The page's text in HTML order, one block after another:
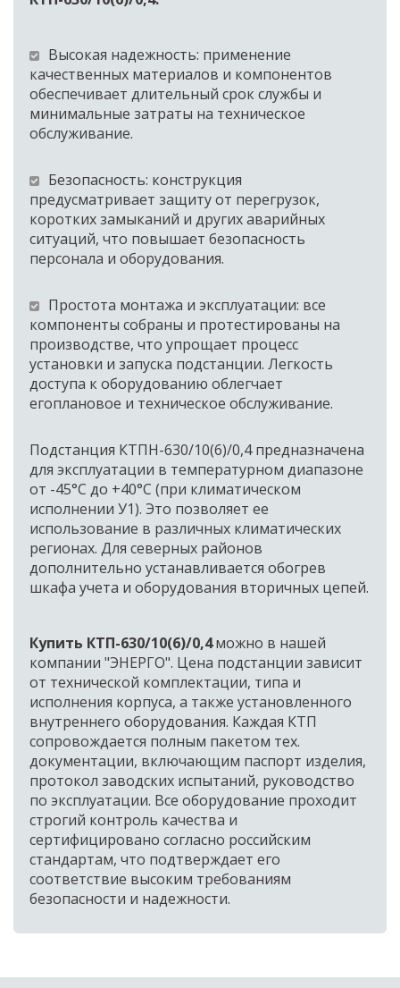
Высокая надежность: применение
качественных материалов и компонентов
обеспечивает длительный срок службы и
минимальные затраты на техническое
обслуживание.
Безопасность: конструкция
предусматривает защиту от перегрузок,
коротких замыканий и других аварийных
ситуаций, что повышает безопасность
персонала и оборудования.
Простота монтажа и эксплуатации: все
компоненты собраны и протестированы на
производстве, что упрощает процесс
установки и запуска подстанции. Легкость
доступа к оборудованию облегчает
егоплановое и техническое обслуживание.
Подстанция КТПН-630/10(6)/0,4 предназначена
для эксплуатации в температурном диапазоне
от -45°C до +40°C (при климатическом
исполнении У1). Это позволяет ее
использование в различных климатических
регионах. Для северных районов
дополнительно устанавливается обогрев
шкафа учета и оборудования вторичных цепей.
Купить КТП-630/10(6)/0,4 можно в нашей
компании "ЭНЕРГО". Цена подстанции зависит
от технической комплектации, типа и
исполнения корпуса, а также установленного
внутреннего оборудования. Каждая КТП
сопровождается полным пакетом тех.
документации, включающим паспорт изделия,
протокол заводских испытаний, руководство
по эксплуатации. Все оборудование проходит
строгий контроль качества и
сертифицировано согласно российским
стандартам, что подтверждает его
соответствие высоким требованиям
безопасности и надежности.